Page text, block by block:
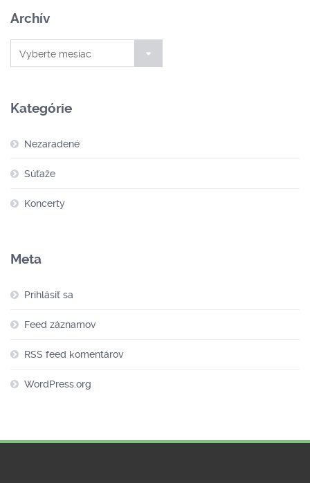
Archív
Vyberte mesiac
Kategórie
Nezaradené
Súťaže
Koncerty
Meta
Prihlásiť sa
Feed záznamov
RSS feed komentárov
WordPress.org